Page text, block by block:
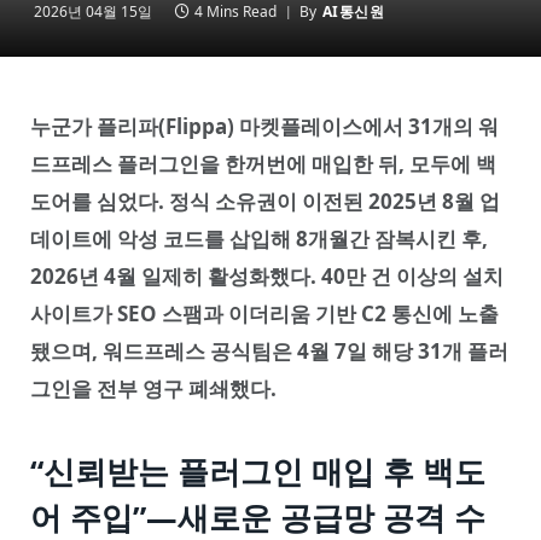
2026년 04월 15일 4 Mins Read By AI통신원
누군가 플리파(Flippa) 마켓플레이스에서 31개의 워
드프레스 플러그인을 한꺼번에 매입한 뒤, 모두에 백
도어를 심었다. 정식 소유권이 이전된 2025년 8월 업
데이트에 악성 코드를 삽입해 8개월간 잠복시킨 후,
2026년 4월 일제히 활성화했다. 40만 건 이상의 설치
사이트가 SEO 스팸과 이더리움 기반 C2 통신에 노출
됐으며, 워드프레스 공식팀은 4월 7일 해당 31개 플러
그인을 전부 영구 폐쇄했다.
“신뢰받는 플러그인 매입 후 백도
어 주입”—새로운 공급망 공격 수